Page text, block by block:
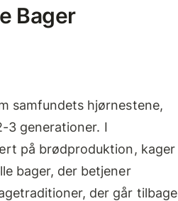
Bager
samfundets hjørnestene,
3 generationer. I
på brødproduktion, kager
bager, der betjener
der går tilbage